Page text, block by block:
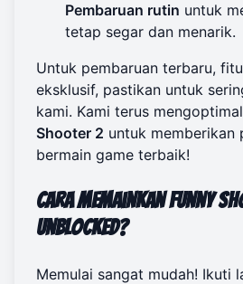
Pembaruan rutin untuk
tetap segar dan menarik.
Untuk pembaruan terbaru,
eksklusif, pastikan untuk
kami. Kami terus
Shooter 2 untuk memberikan
bermain game terbaik!
Cara Memainkan Funny
Unblocked?
Memulai sangat mudah! Ikuti